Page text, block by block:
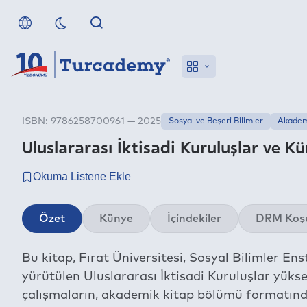
Uluslararası İktisadi Kuruluşlar ve
ISBN: 9786258700961 — 2025 Sosyal ve Beşeri Bilimler
Özet Künye İçindekiler DRM
Bu kitap, Fırat Üniversitesi, Sosyal Bilimler
yürütülen Uluslararası İktisadi Kuruluşlar
çalışmaların, akademik kitap bölümü